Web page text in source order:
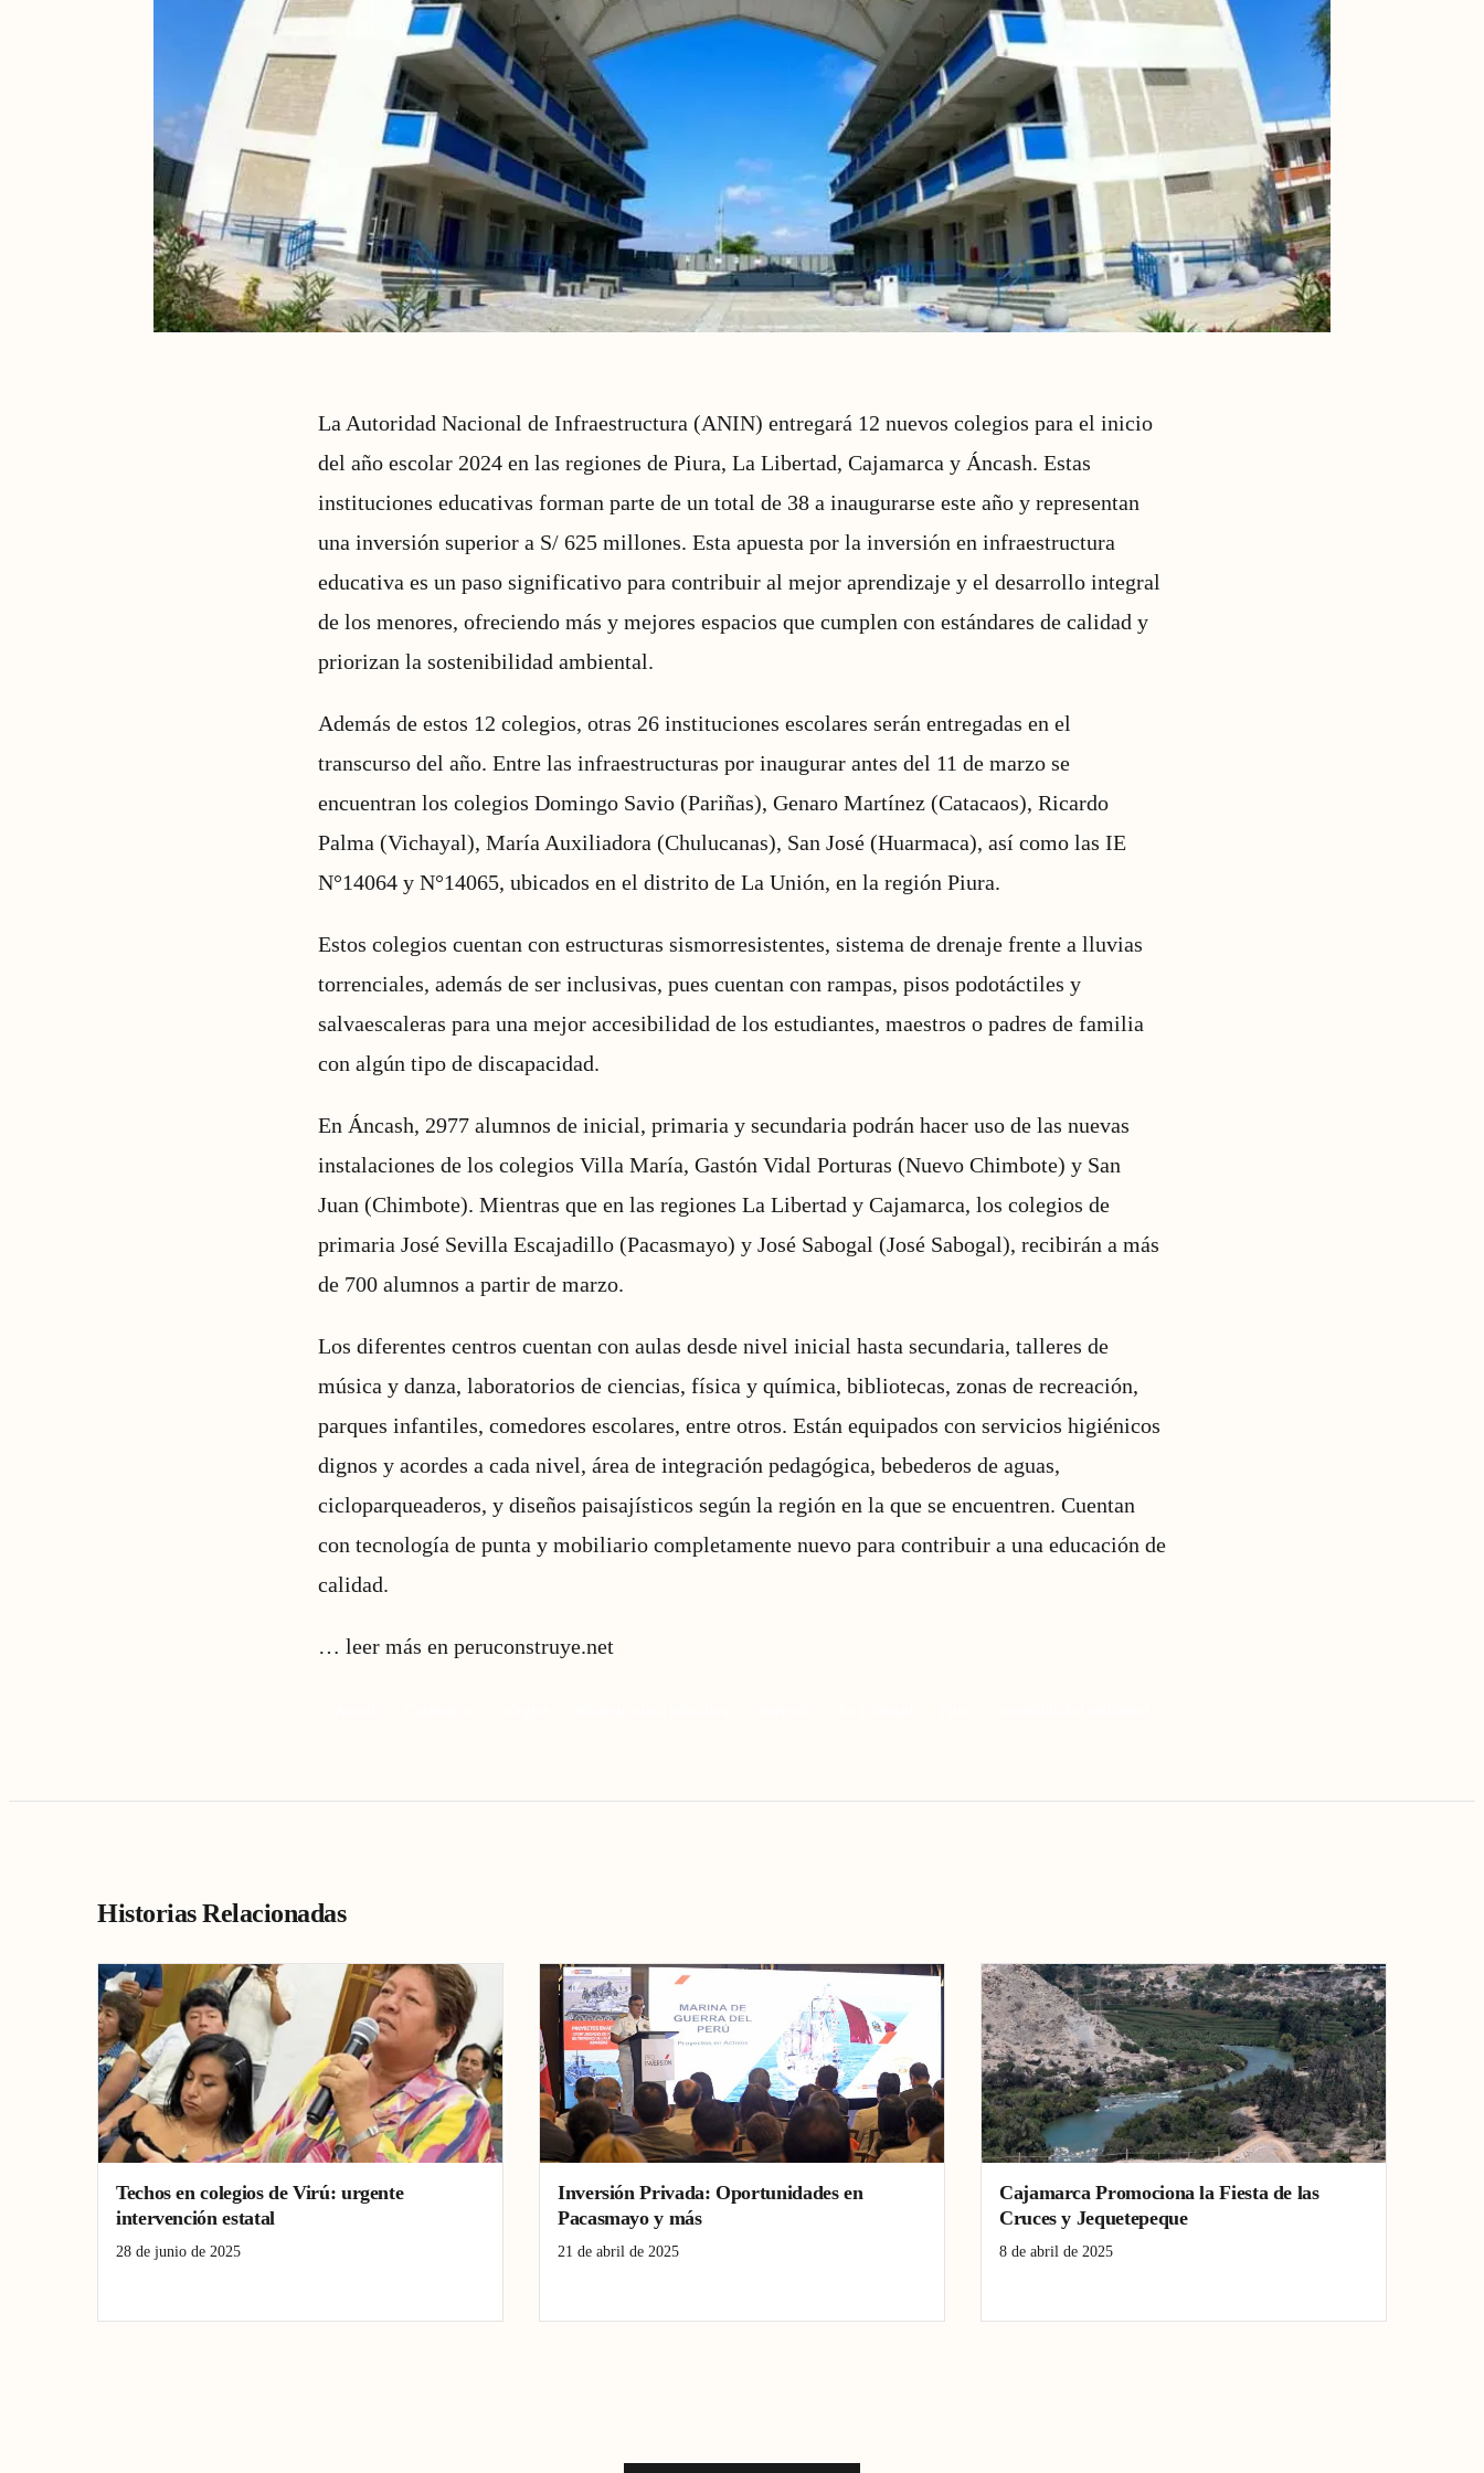
La Autoridad Nacional de Infraestructura (ANIN) entregará 12 nuevos colegios para el inicio
del año escolar 2024 en las regiones de Piura, La Libertad, Cajamarca y Áncash. Estas
instituciones educativas forman parte de un total de 38 a inaugurarse este año y representan
una inversión superior a S/ 625 millones. Esta apuesta por la inversión en infraestructura
educativa es un paso significativo para contribuir al mejor aprendizaje y el desarrollo integral
de los menores, ofreciendo más y mejores espacios que cumplen con estándares de calidad y
priorizan la sostenibilidad ambiental.
Además de estos 12 colegios, otras 26 instituciones escolares serán entregadas en el
transcurso del año. Entre las infraestructuras por inaugurar antes del 11 de marzo se
encuentran los colegios Domingo Savio (Pariñas), Genaro Martínez (Catacaos), Ricardo
Palma (Vichayal), María Auxiliadora (Chulucanas), San José (Huarmaca), así como las IE
N°14064 y N°14065, ubicados en el distrito de La Unión, en la región Piura.
Estos colegios cuentan con estructuras sismorresistentes, sistema de drenaje frente a lluvias
torrenciales, además de ser inclusivas, pues cuentan con rampas, pisos podotáctiles y
salvaescaleras para una mejor accesibilidad de los estudiantes, maestros o padres de familia
con algún tipo de discapacidad.
En Áncash, 2977 alumnos de inicial, primaria y secundaria podrán hacer uso de las nuevas
instalaciones de los colegios Villa María, Gastón Vidal Porturas (Nuevo Chimbote) y San
Juan (Chimbote). Mientras que en las regiones La Libertad y Cajamarca, los colegios de
primaria José Sevilla Escajadillo (Pacasmayo) y José Sabogal (José Sabogal), recibirán a más
de 700 alumnos a partir de marzo.
Los diferentes centros cuentan con aulas desde nivel inicial hasta secundaria, talleres de
música y danza, laboratorios de ciencias, física y química, bibliotecas, zonas de recreación,
parques infantiles, comedores escolares, entre otros. Están equipados con servicios higiénicos
dignos y acordes a cada nivel, área de integración pedagógica, bebederos de aguas,
cicloparqueaderos, y diseños paisajísticos según la región en la que se encuentren. Cuentan
con tecnología de punta y mobiliario completamente nuevo para contribuir a una educación de
calidad.
… leer más en peruconstruye.net
Historias Relacionadas
Techos en colegios de Virú: urgente
intervención estatal
28 de junio de 2025
Inversión Privada: Oportunidades en
Pacasmayo y más
21 de abril de 2025
Cajamarca Promociona la Fiesta de las
Cruces y Jequetepeque
8 de abril de 2025